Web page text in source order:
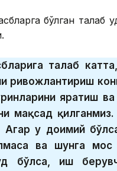
бўлган талаб
талаб
ривожлантириш
яратиш ва
мақсад
у доимий
ва шунга мос
бўлса, иш